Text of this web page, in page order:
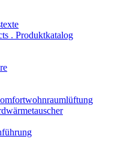
. Produktkatalog